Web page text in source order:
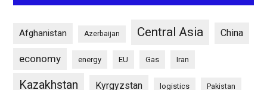
Afghanistan Azerbaijan Central Asia China
economy energy EU Gas Iran
Kazakhstan Kyrgyzstan logistics Pakistan